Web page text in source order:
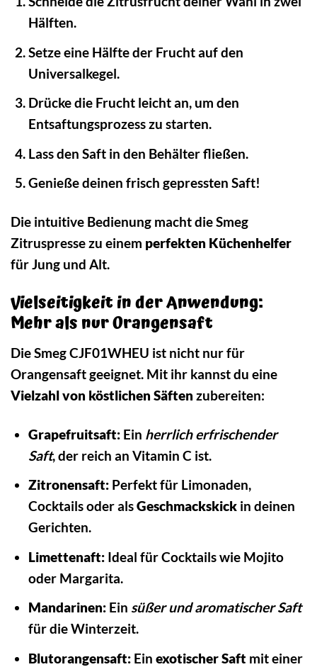
Hälften.
Setze eine Hälfte der Frucht auf den
Universalkegel.
Drücke die Frucht leicht an, um den
Entsaftungsprozess zu starten.
Lass den Saft in den Behälter fließen.
Genieße deinen frisch gepressten Saft!
Die intuitive Bedienung macht die Smeg
Zitruspresse zu einem perfekten Küchenhelfer
für Jung und Alt.
Vielseitigkeit in der Anwendung:
Mehr als nur Orangensaft
Die Smeg CJF01WHEU ist nicht nur für
Orangensaft geeignet. Mit ihr kannst du eine
Vielzahl von köstlichen Säften zubereiten:
Grapefruitsaft:Ein herrlich erfrischender
Saft, der reich an Vitamin C ist.
Zitronensaft:Perfekt für Limonaden,
Cocktails oder alsGeschmackskickin deinen
Gerichten.
Limettenaft:Ideal für Cocktails wie Mojito
oder Margarita.
Mandarinen:Ein süßer und aromatischer Saft
für die Winterzeit.
Blutorangensaft:Ein exotischer Saft mit einer